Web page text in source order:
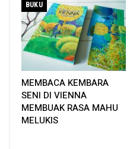
BUKU
MEMBACA KEMBARA
SENI DI VIENNA
MEMBUAK RASA MAHU
MELUKIS